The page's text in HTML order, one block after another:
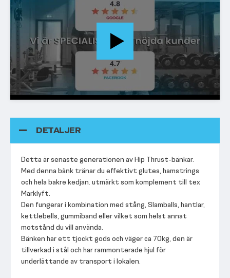
DETALJER
Detta är senaste generationen av Hip Thrust-bänkar.
Med denna bänk tränar du effektivt glutes, hamstrings
och hela bakre kedjan. utmärkt som komplement till tex
Marklyft.
Den fungerar i kombination med stång, Slamballs, hantlar,
kettlebells, gummiband eller vilket som helst annat
motstånd du vill använda.
Bänken har ett tjockt gods och väger ca 70kg, den är
tillverkad i stål och har rammonterade hjul för
underlättande av transport i lokalen.